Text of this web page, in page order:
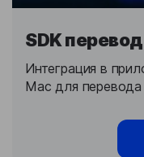
SDK перевод
Интеграция в
Mac для